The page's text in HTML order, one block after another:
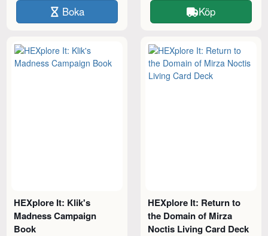
Boka Köp
HEXplore It: Klik's
Madness Campaign
Book
HEXplore It: Return to
the Domain of Mirza
Noctis Living Card Deck